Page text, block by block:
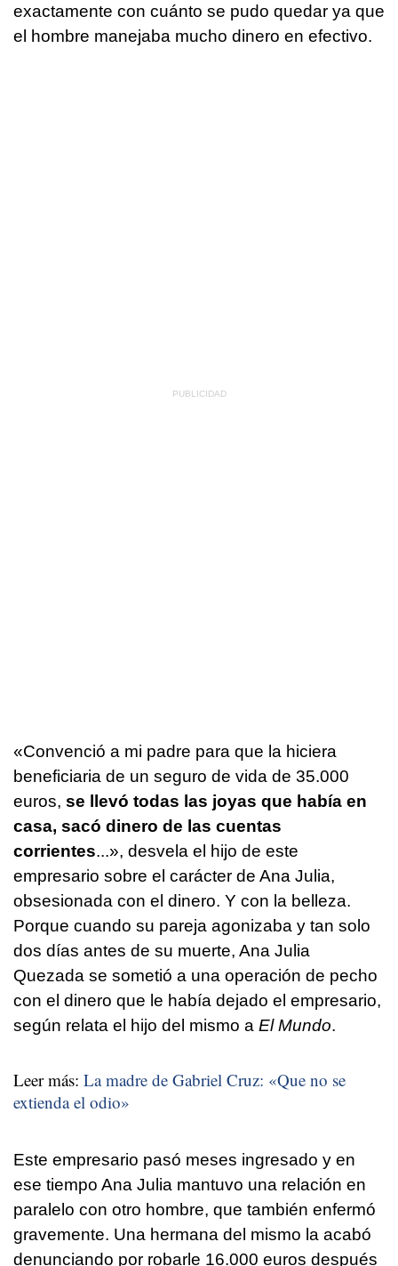
exactamente con cuánto se pudo quedar ya que
el hombre manejaba mucho dinero en efectivo.
«Convenció a mi padre para que la hiciera
beneficiaria de un seguro de vida de 35.000
euros, se llevó todas las joyas que había en
casa, sacó dinero de las cuentas
corrientes...», desvela el hijo de este
empresario sobre el carácter de Ana Julia,
obsesionada con el dinero. Y con la belleza.
Porque cuando su pareja agonizaba y tan solo
dos días antes de su muerte, Ana Julia
Quezada se sometió a una operación de pecho
con el dinero que le había dejado el empresario,
según relata el hijo del mismo a El Mundo.
Leer más: La madre de Gabriel Cruz: «Que no se
extienda el odio»
Este empresario pasó meses ingresado y en
ese tiempo Ana Julia mantuvo una relación en
paralelo con otro hombre, que también enfermó
gravemente. Una hermana del mismo la acabó
denunciando por robarle 16.000 euros después